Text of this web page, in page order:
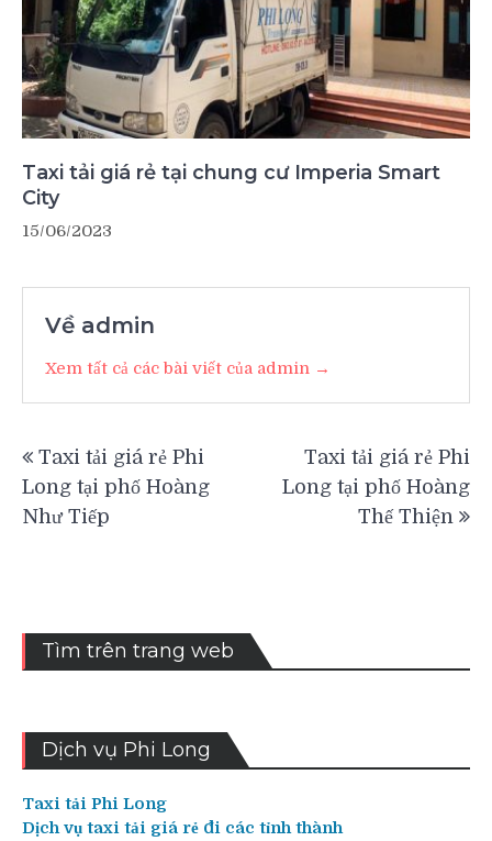
Taxi tải giá rẻ tại chung cư Imperia Smart
City
15/06/2023
Về admin
Xem tất cả các bài viết của admin →
hướng
bài
Taxi tải giá rẻ Phi
Long tại phố Hoàng
Như Tiếp
Taxi tải giá rẻ Phi
Long tại phố Hoàng
Thế Thiện
Tìm trên trang web
Dịch vụ Phi Long
Taxi tải Phi Long
Dịch vụ taxi tải giá rẻ đi các tỉnh thành